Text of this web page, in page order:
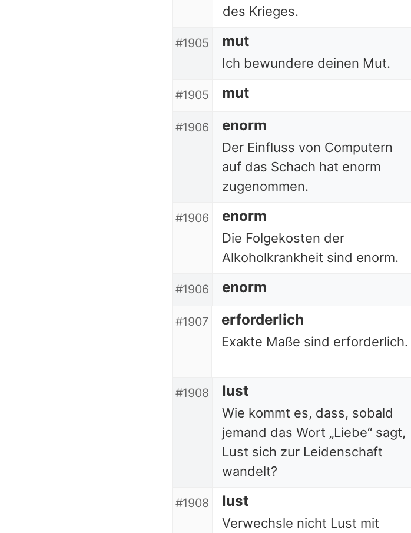
des Krieges.
#1905 mut
Ich bewundere deinen Mut.
#1905 mut
#1906 enorm
Der Einfluss von Computern
auf das Schach hat enorm
zugenommen.
#1906 enorm
Die Folgekosten der
Alkoholkrankheit sind enorm.
#1906 enorm
#1907 erforderlich
Exakte Maße sind erforderlich.
#1908 lust
Wie kommt es, dass, sobald
jemand das Wort „Liebe“ sagt,
Lust sich zur Leidenschaft
wandelt?
#1908 lust
Verwechsle nicht Lust mit